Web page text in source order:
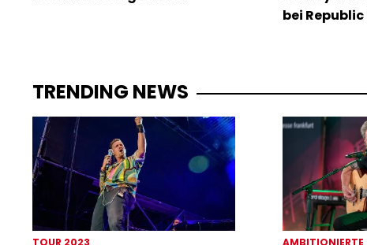
bei
TRENDING NEWS